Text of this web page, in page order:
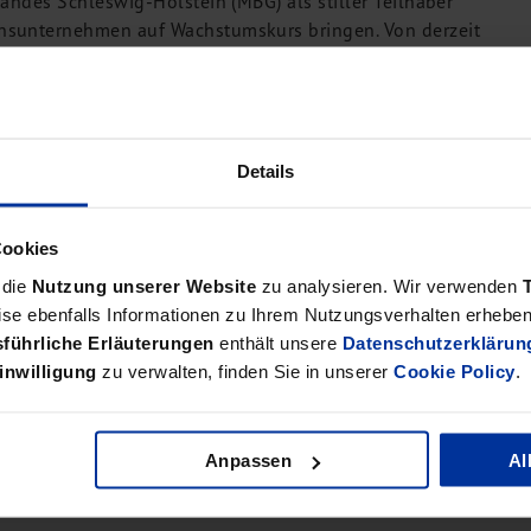
Details
Nutzung unserer Website zu analysieren. Wir verwenden
ebenfalls Informationen zu Ihrem Nutzungsverhalten
Erläuterungen enthält unsere
zu verwalten, finden Sie in unserer Cookie Policy.
Anpassen
auf Wachstumskurs bringen. Von derzeit
fünf bis zehn Jahren auf einen zweistelligen
ungeklärte Nachfolgeregelung zu lösen. Im Falle
von bdp, sowohl harte Bankenrunden als
Kreditinstitut, der Sparkasse Holstein, erfolgreich